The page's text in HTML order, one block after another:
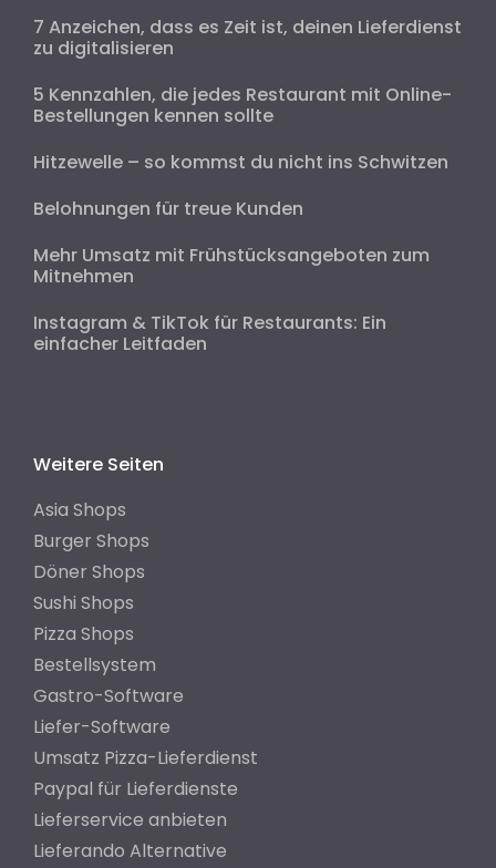
7 Anzeichen, dass es Zeit ist, deinen Lieferdienst
zu digitalisieren
5 Kennzahlen, die jedes Restaurant mit Online-
Bestellungen kennen sollte
Hitzewelle – so kommst du nicht ins Schwitzen
Belohnungen für treue Kunden
Mehr Umsatz mit Frühstücksangeboten zum
Mitnehmen
Instagram & TikTok für Restaurants: Ein
einfacher Leitfaden
Weitere Seiten
Asia Shops
Burger Shops
Döner Shops
Sushi Shops
Pizza Shops
Bestellsystem
Gastro-Software
Liefer-Software
Umsatz Pizza-Lieferdienst
Paypal für Lieferdienste
Lieferservice anbieten
Lieferando Alternative